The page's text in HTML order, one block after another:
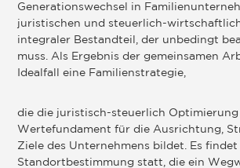
Generationswechsel in
juristischen und steuerlich-
integraler Bestandteil, der unbedingt
muss. Als Ergebnis der gemeinsamen
Idealfall eine Familienstrategie,
die die juristisch-steuerlich
Wertefundament für die Ausrichtung,
Ziele des Unternehmens bildet. Es
Standortbestimmung statt, die ein